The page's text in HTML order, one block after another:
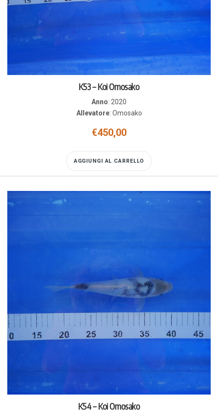
K53 – Koi Omosako
Anno: 2020
Allevatore: Omosako
€450,00
AGGIUNGI AL CARRELLO
K54 – Koi Omosako